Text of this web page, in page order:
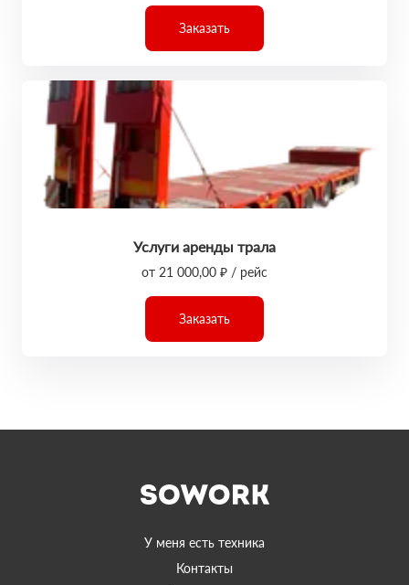
Заказать
Услуги аренды трала
от 21 000,00 ₽ / рейс
Заказать
У меня есть техника
Контакты